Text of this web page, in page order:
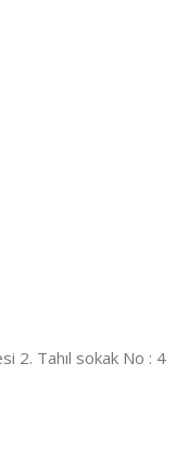
2. Tahıl sokak No : 4